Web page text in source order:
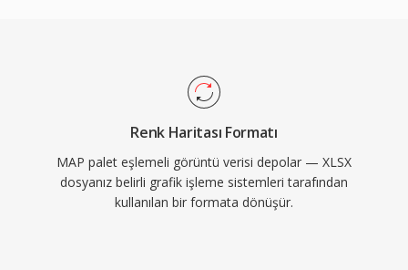
Renk Haritası Formatı
MAP palet eşlemeli görüntü verisi depolar — XLSX
dosyanız belirli grafik işleme sistemleri tarafından
kullanılan bir formata dönüşür.